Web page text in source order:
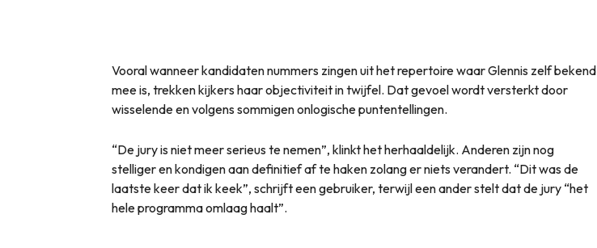
Vooral wanneer kandidaten nummers zingen uit het repertoire waar Glennis zelf bekend
mee is, trekken kijkers haar objectiviteit in twijfel. Dat gevoel wordt versterkt door
wisselende en volgens sommigen onlogische puntentellingen.
“De jury is niet meer serieus te nemen”, klinkt het herhaaldelijk. Anderen zijn nog
stelliger en kondigen aan definitief af te haken zolang er niets verandert. “Dit was de
laatste keer dat ik keek”, schrijft een gebruiker, terwijl een ander stelt dat de jury “het
hele programma omlaag haalt”.